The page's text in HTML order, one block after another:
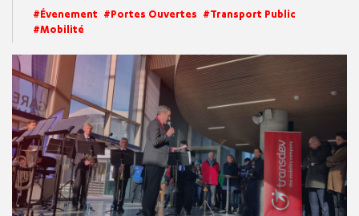
Évenement Portes Ouvertes
Transport Public
Mobilité